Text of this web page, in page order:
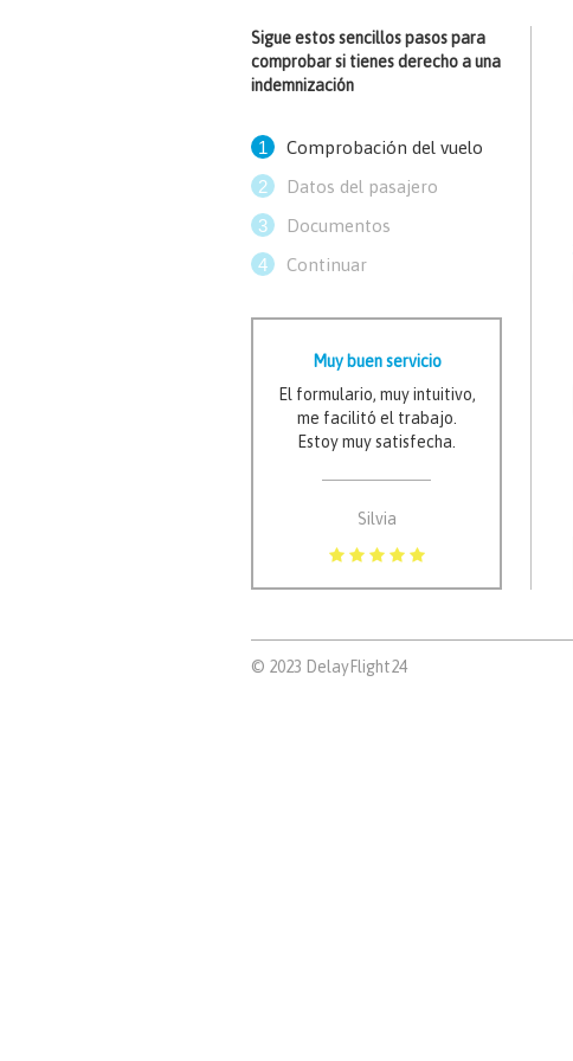
Sigue estos sencillos pasos para
comprobar si tienes derecho a una
indemnización
1
Comprobación del vuelo
2
Datos del pasajero
3
Documentos
4
Continuar
Muy buen servicio
El formulario, muy intuitivo,
me facilitó el trabajo.
Estoy muy satisfecha.
Silvia
© 2023 DelayFlight24